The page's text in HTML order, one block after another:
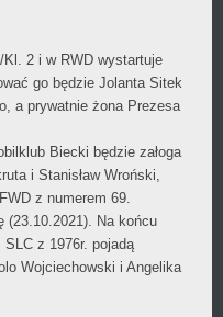
2 i w RWD wystartuje
go będzie Jolanta Sitek
a prywatnie żona Prezesa
Biecki będzie załoga
i Stanisław Wroński,
z numerem 69.
(23.10.2021). Na końcu
SLC z 1976r. pojadą
Wojciechowski i Angelika